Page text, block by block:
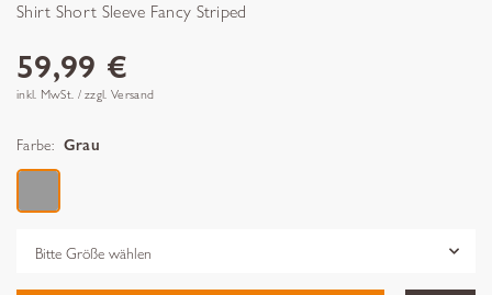
Shirt Short Sleeve Fancy Striped
59,99 €
inkl. MwSt. / zzgl. Versand
Farbe: Grau